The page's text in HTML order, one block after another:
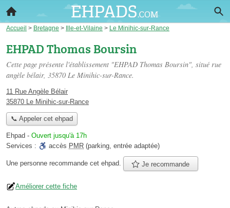
Accueil > Bretagne > Ille-et-Vilaine > Le Minihic-sur-Rance
EHPAD Thomas Boursin
Cette page présente l'établissement "EHPAD Thomas Boursin", situé rue
angèle bélair, 35870 Le Minihic-sur-Rance.
11 Rue Angèle Bélair
35870 Le Minihic-sur-Rance
📞 Appeler cet ehpad
Ehpad - Ouvert jusqu'à 17h
Services :
accès PMR (parking, entrée adaptée)
Une personne recommande cet ehpad. Je recommande
Améliorer cette fiche